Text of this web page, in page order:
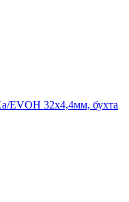
EVOH 32х4,4мм, бухта